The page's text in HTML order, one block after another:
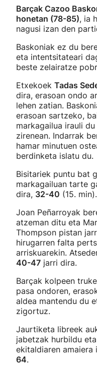
Barçak Cazoo
honetan (78-85), ia
nagusi izan den
Baskoniak ez du
eta intentsitateari
beste zelairatze
Etxekoek Tadas
dira, erasoan ondo
lehen zatian.
erasoan sartzeko,
markagailua irauli
zirenean. Indarrak
hamar minutuen
berdinketa islatu du.
Bisitariek puntu bat
markagailuan tarte
dira, 32-40 (15. min).
Joan Peñarroyak
atzeman ditu eta
Thompson pistan
hirugarren falta
arriskuarekin.
40-47 jarri dira.
Barçak kolpeen
pasa ondoren,
aldea mantendu du
zigortuz.
Jaurtiketa libreek
jabetzak hurbildu
ekitaldiaren
64.